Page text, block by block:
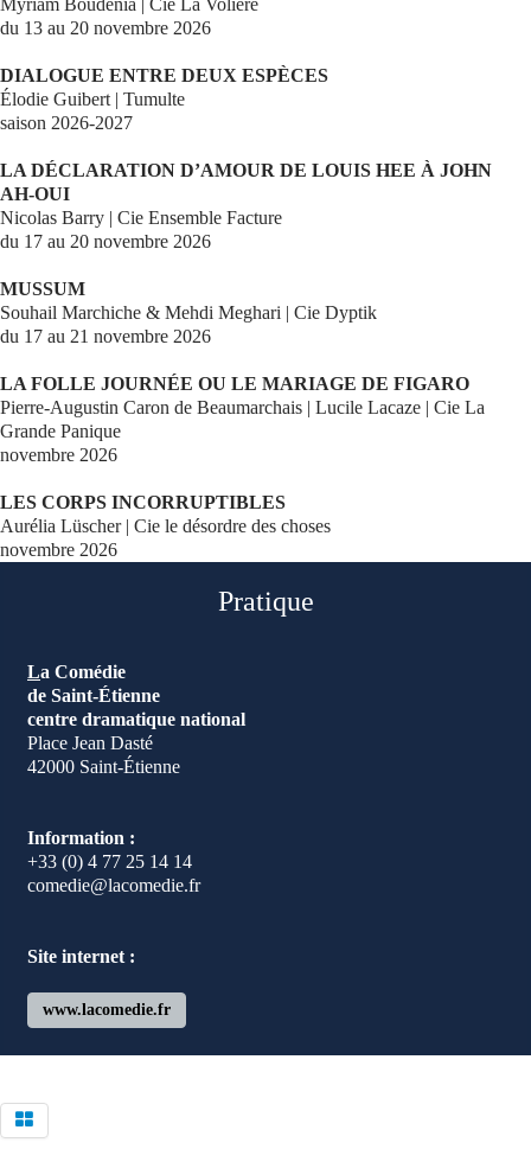
du 13 au 20 novembre 2026
DIALOGUE ENTRE DEUX ESPÈCES
Élodie Guibert | Tumulte
saison 2026-2027
LA DÉCLARATION D’AMOUR DE LOUIS HEE À JOHN
AH-OUI
Nicolas Barry | Cie Ensemble Facture
du 17 au 20 novembre 2026
MUSSUM
Souhail Marchiche & Mehdi Meghari | Cie Dyptik
du 17 au 21 novembre 2026
LA FOLLE JOURNÉE OU LE MARIAGE DE FIGARO
Pierre-Augustin Caron de Beaumarchais | Lucile Lacaze | Cie La
Grande Panique
novembre 2026
LES CORPS INCORRUPTIBLES
Aurélia Lüscher | Cie le désordre des choses
novembre 2026
Pratique
La Comédie
de Saint-Étienne
centre dramatique national
Place Jean Dasté
42000 Saint-Étienne
Information :
+33 (0) 4 77 25 14 14
comedie@lacomedie.fr
Site internet :
www.lacomedie.fr